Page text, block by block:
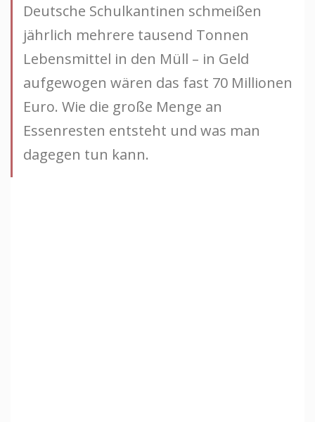
Deutsche Schulkantinen schmeißen
jährlich mehrere tausend Tonnen
Lebensmittel in den Müll – in Geld
aufgewogen wären das fast 70 Millionen
Euro. Wie die große Menge an
Essenresten entsteht und was man
dagegen tun kann.